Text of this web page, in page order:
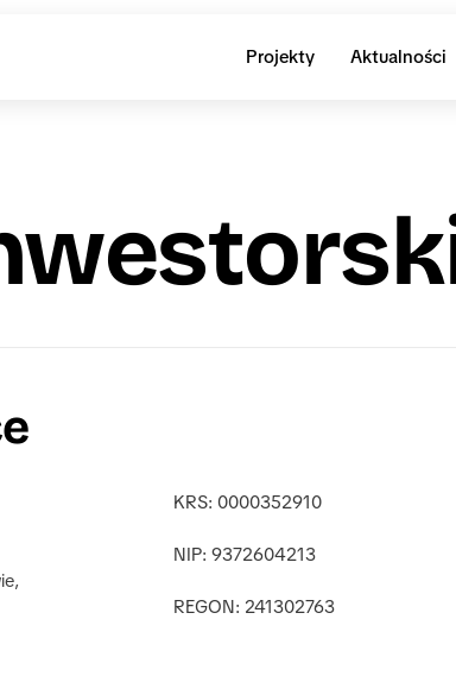
Projekty Aktualności
KRS: 0000352910
NIP: 9372604213
REGON: 241302763